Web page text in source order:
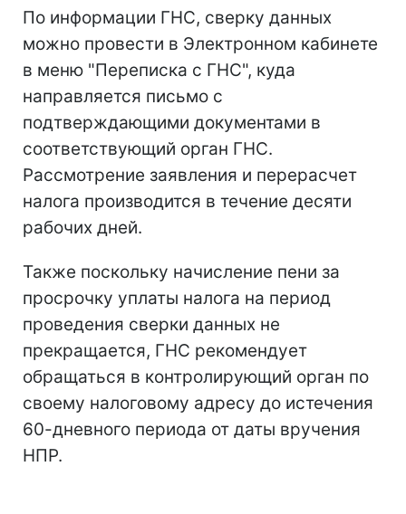
По информации ГНС, сверку данных
можно провести в Электронном кабинете
в меню "Переписка с ГНС", куда
направляется письмо с
подтверждающими документами в
соответствующий орган ГНС.
Рассмотрение заявления и перерасчет
налога производится в течение десяти
рабочих дней.
Также поскольку начисление пени за
просрочку уплаты налога на период
проведения сверки данных не
прекращается, ГНС рекомендует
обращаться в контролирующий орган по
своему налоговому адресу до истечения
60-дневного периода от даты вручения
НПР.